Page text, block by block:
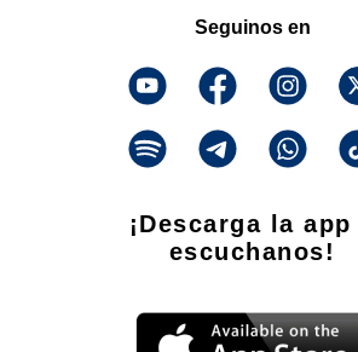
Seguinos en
¡Descarga la app
escuchanos!